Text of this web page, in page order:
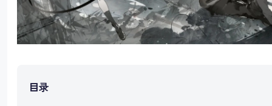
目录